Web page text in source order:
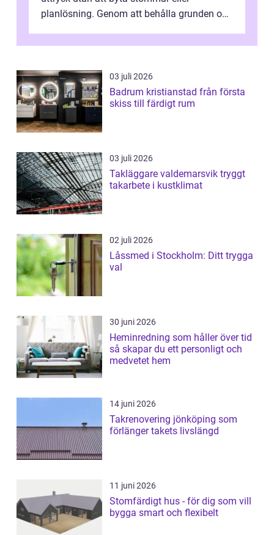
planlösning. Genom att behålla grunden och
03 juli 2026
Badrum kristianstad från första
skiss till färdigt rum
03 juli 2026
Takläggare valdemarsvik tryggt
takarbete i kustklimat
02 juli 2026
Låssmed i Stockholm: Ditt trygga
val
30 juni 2026
Heminredning som håller över tid
så skapar du ett personligt och
medvetet hem
14 juni 2026
Takrenovering jönköping som
förlänger takets livslängd
11 juni 2026
Stomfärdigt hus - för dig som vill
bygga smart och flexibelt